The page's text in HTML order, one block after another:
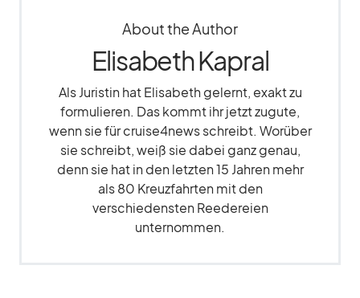
About the Author
Elisabeth Kapral
Als Juristin hat Elisabeth gelernt, exakt zu
formulieren. Das kommt ihr jetzt zugute,
wenn sie für cruise4news schreibt. Worüber
sie schreibt, weiß sie dabei ganz genau,
denn sie hat in den letzten 15 Jahren mehr
als 80 Kreuzfahrten mit den
verschiedensten Reedereien
unternommen.